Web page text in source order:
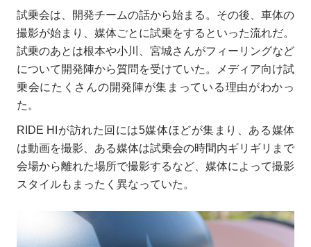
試乗会は、開発チームの話から始まる。その後、車体の
撮影が始まり、媒体ごとに試乗をするといった流れだ。
試乗のあとは根本や小川、宮城さんがフィーリングなど
について開発陣から質問を受けていた。メディア向け試
乗会にたくさんの開発陣が集まっている理由がわかっ
た。
RIDE HIが訪れた回には5媒体ほどが集まり、ある媒体
は動画を撮影、ある媒体は試乗会の時間内ギリギリまで
会場から離れた場所で撮影するなど、媒体によって撮影
スタイルもまったく異なっていた。